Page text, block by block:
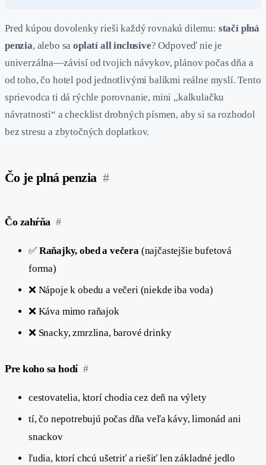
Pred kúpou dovolenky rieši každý rovnakú dilemu: stačí plná
penzia, alebo saoplatí all inclusive? Odpoveď nie je
univerzálna—závisí od tvojich návykov, plánov počas dňa a
od toho, čo hotel pod jednotlivými balíkmi reálne myslí. Tento
sprievodca ti dá rýchle porovnanie, mini „kalkulačku
návratnosti“ a checklist drobných písmen, aby si sa rozhodol
bez stresu a zbytočných doplatkov.
Čo je plná penzia #
Čo zahŕňa #
✅ Raňajky, obed a večera(najčastejšie bufetová
forma)
❌ Nápoje k obedu a večeri (niekde iba voda)
❌ Káva mimo raňajok
❌ Snacky, zmrzlina, barové drinky
Pre koho sa hodí #
cestovatelia, ktorí chodia cez deň na výlety
tí, čo nepotrebujú počas dňa veľa kávy, limonád ani
snackov
ľudia, ktorí chcú ušetriť a riešiť len základné jedlo